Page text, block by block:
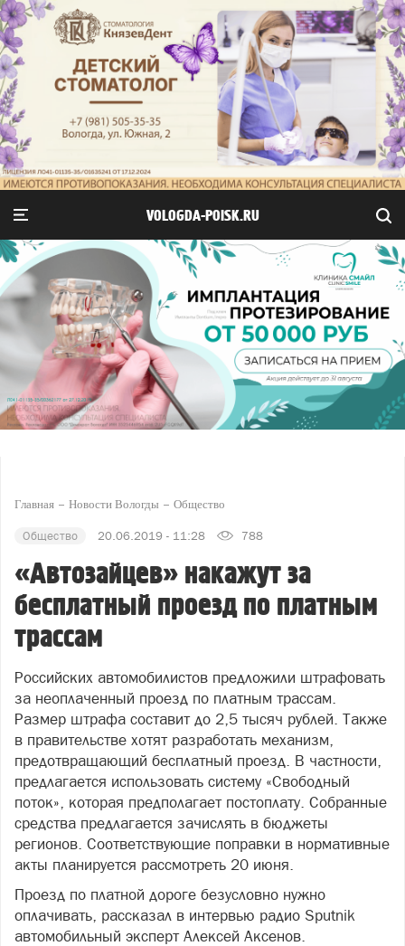
VOLOGDA-POISK.RU
Главная Новости Вологды Общество
Общество 20.06.2019 - 11:28 788
«Автозайцев» накажут за
бесплатный проезд по платным
трассам
Российских автомобилистов предложили штрафовать
за неоплаченный проезд по платным трассам.
Размер штрафа составит до 2,5 тысяч рублей. Также
в правительстве хотят разработать механизм,
предотвращающий бесплатный проезд. В частности,
предлагается использовать систему «Свободный
поток», которая предполагает постоплату. Собранные
средства предлагается зачислять в бюджеты
регионов. Соответствующие поправки в нормативные
акты планируется рассмотреть 20 июня.
Проезд по платной дороге безусловно нужно
оплачивать, рассказал в интервью радио Sputnik
автомобильный эксперт Алексей Аксенов.